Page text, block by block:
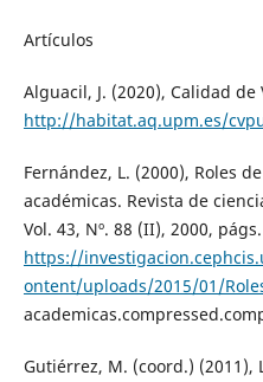
Artículos
Alguacil, J. (2020), Calidad de
http://habitat.aq.upm.es/
Fernández, L. (2000), Roles
académicas. Revista de
Vol. 43, Nº. 88 (II), 2000,
https://
ontent/uploads/2015/01/
Gutiérrez, M. (coord.)